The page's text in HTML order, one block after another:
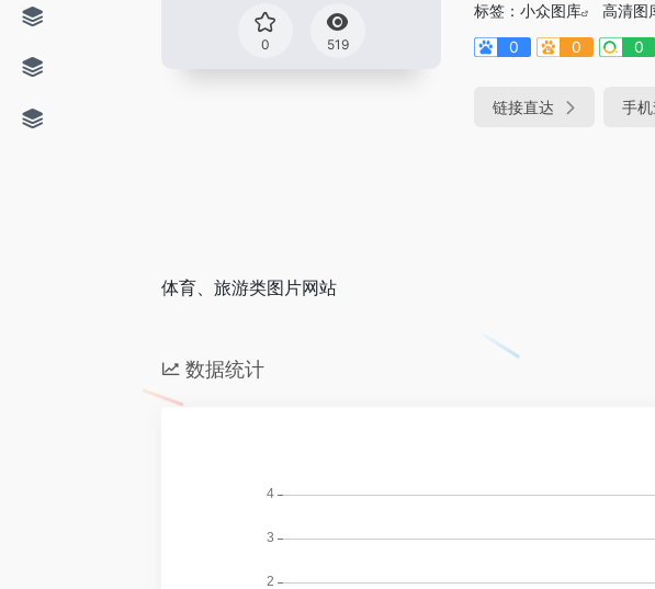
0 519
标签： 小众图库
高清图
0
0 0
链接直达 手
体育、旅游类图片网站
数据统计